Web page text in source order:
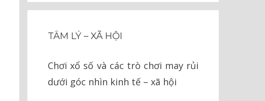
TÂM LÝ – XÃ HỘI
Chơi xổ số và các trò chơi may rủi
dưới góc nhìn kinh tế – xã hội